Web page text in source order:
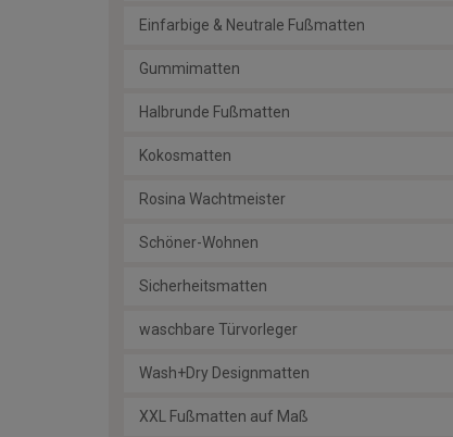
Einfarbige & Neutrale Fußmatten
Gummimatten
Halbrunde Fußmatten
Kokosmatten
Rosina Wachtmeister
Schöner-Wohnen
Sicherheitsmatten
waschbare Türvorleger
Wash+Dry Designmatten
XXL Fußmatten auf Maß